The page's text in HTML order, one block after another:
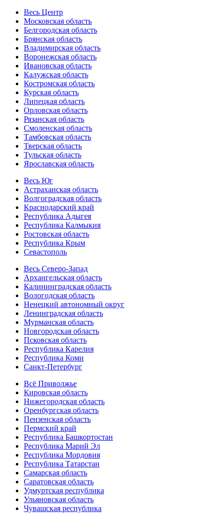
Весь Центр
Московская область
Белгородская область
Брянская область
Владимирская область
Воронежская область
Ивановская область
Калужская область
Костромская область
Курская область
Липецкая область
Орловская область
Рязанская область
Смоленская область
Тамбовская область
Тверская область
Тульская область
Ярославская область
Весь Юг
Астраханская область
Волгоградская область
Краснодарский край
Республика Адыгея
Республика Калмыкия
Ростовская область
Республика Крым
Севастополь
Весь Северо-Запад
Архангельская область
Калининградская область
Вологодская область
Ненецкий автономный округ
Ленинградская область
Мурманская область
Новгородская область
Псковская область
Республика Карелия
Республика Коми
Санкт-Петербург
Всё Приволжье
Кировская область
Нижегородская область
Оренбургская область
Пензенская область
Пермский край
Республика Башкортостан
Республика Марий Эл
Республика Мордовия
Республика Татарстан
Самарская область
Саратовская область
Удмуртская республика
Ульяновская область
Чувашская республика